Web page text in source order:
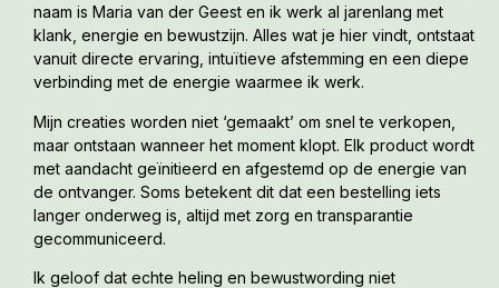
naam is Maria van der Geest en ik werk al jarenlang met
klank, energie en bewustzijn. Alles wat je hier vindt, ontstaat
vanuit directe ervaring, intuïtieve afstemming en een diepe
verbinding met de energie waarmee ik werk.
Mijn creaties worden niet ‘gemaakt’ om snel te verkopen,
maar ontstaan wanneer het moment klopt. Elk product wordt
met aandacht geïnitieerd en afgestemd op de energie van
de ontvanger. Soms betekent dit dat een bestelling iets
langer onderweg is, altijd met zorg en transparantie
gecommuniceerd.
Ik geloof dat echte heling en bewustwording niet